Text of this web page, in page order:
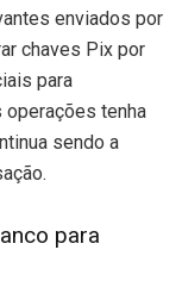
enviados por
chaves Pix por
para
operações tenha
sendo a
para